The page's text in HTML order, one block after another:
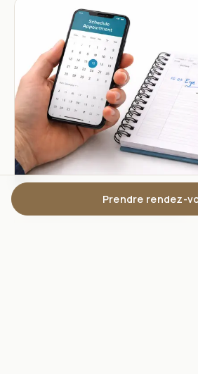
Prendre rendez-